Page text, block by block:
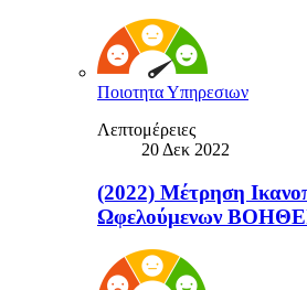
Ποιοτητα Υπηρεσιων
Λεπτομέρειες
20 Δεκ 2022
(2022) Μέτρηση
Ωφελούμενων